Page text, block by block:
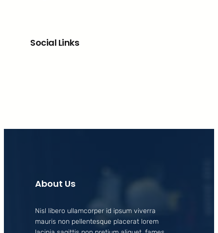
Social Links
About Us
Nisl libero ullamcorper id ipsum viverra
mauris non pellentesque placerat lorem